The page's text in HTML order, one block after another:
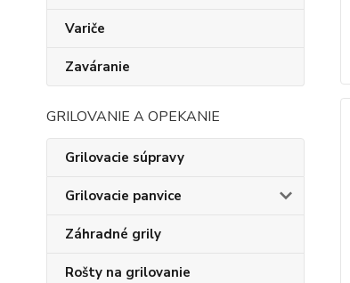
Variče
Zaváranie
GRILOVANIE A OPEKANIE
Grilovacie súpravy
Grilovacie panvice
Záhradné grily
Rošty na grilovanie